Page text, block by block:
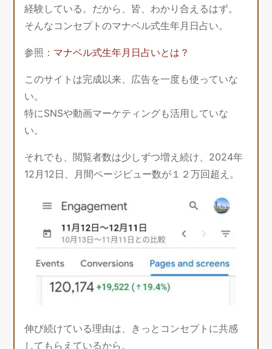
経験している。だから、皆、わかり合えるはず。
そんなコンセプトのマナベル式生年月日占い。
参照： マナベル式生年月日占いとは？
このサイトは完成以来、広告を一度も使っていな
い。
特にSNSや動画マーケティングも活用していな
い。
それでも、閲覧者数は少しずつ増え続け、2024年
12月12日、月間ページビュー数が１２万回超え。
伸び続けている理由は、きっとコンセプトに共感
してもらえているから。